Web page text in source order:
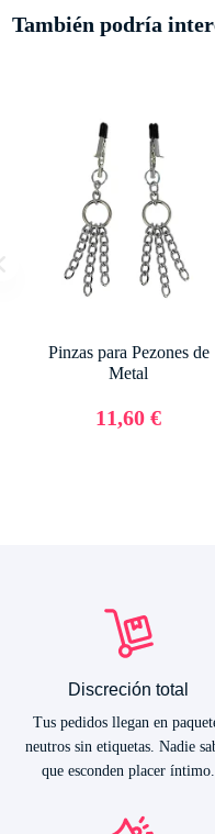
También podría
Pinzas para Pezones de
Metal
11,60 €
Discreción total
Tus pedidos llegan en
neutros sin etiquetas. Nadie
que esconden placer íntimo.